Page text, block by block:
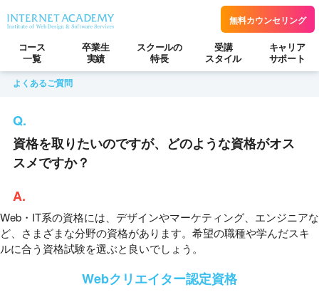
無料カウンセリング
コース
一覧
卒業生
実績
スクールの
特長
受講
スタイル
キャリア
サポート
よくあるご質問
資格を取りたいのですが、どのような資格がオス
スメですか？
Web・IT系の資格には、デザインやマーケティング、エンジニアな
ど、さまざまな分野の資格があります。希望の職種や学んだスキ
ルに合う資格試験を選ぶと良いでしょう。
Webクリエイター認定資格